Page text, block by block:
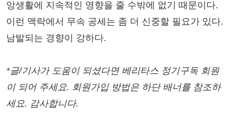
앙생활에 지속적인 영향을 줄 수밖에 없기 때문이다.
이런 맥락에서 무속 공세는 좀 더 신중할 필요가 있다.
남발되는 경향이 강하다.
*글/기사가 도움이 되셨다면 베리타스 정기구독 회원
이 되어 주세요. 회원가입 방법은 하단 배너를 참조하
세요. 감사합니다.